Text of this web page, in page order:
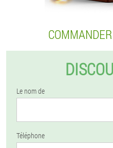
Le nom de
Téléphone